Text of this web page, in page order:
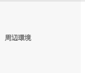
周辺環境